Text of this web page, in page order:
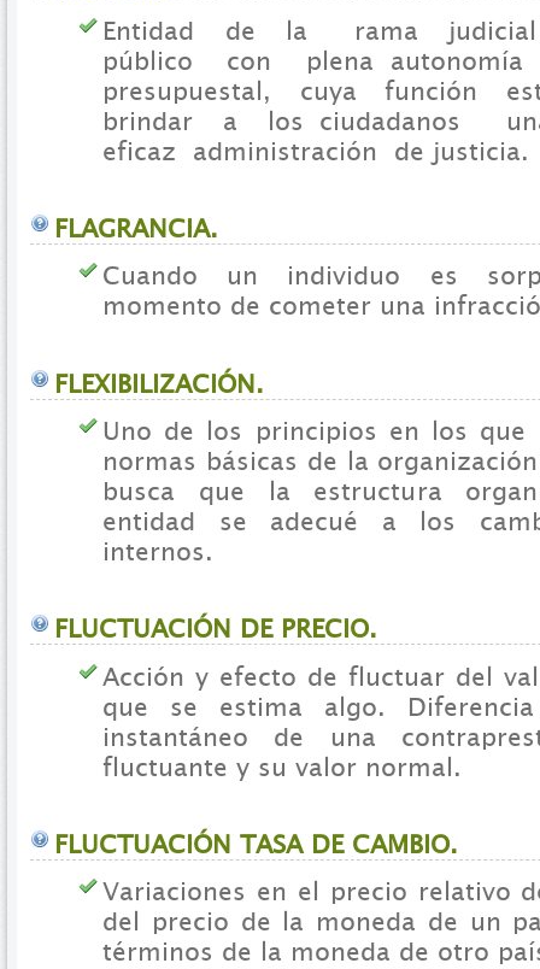
Entidad de la rama
público con plena autonomía
presupuestal, cuya función
brindar a los ciudadanos
eficaz administración de justicia.
FLAGRANCIA.
Cuando un individuo es
momento de cometer una
FLEXIBILIZACIÓN.
Uno de los principios en los que
normas básicas de la
busca que la estructura
entidad se adecué a los
internos.
FLUCTUACIÓN DE PRECIO.
Acción y efecto de fluctuar del
que se estima algo.
instantáneo de una
fluctuante y su valor normal.
FLUCTUACIÓN TASA DE CAMBIO.
Variaciones en el precio relativo
del precio de la moneda de un
términos de la moneda de otro